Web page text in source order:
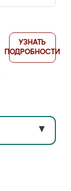
УЗНАТЬ
ПОДРОБНОСТИ
▼